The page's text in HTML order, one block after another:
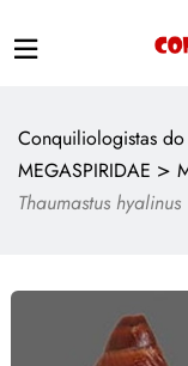
Conquiliologistas do
MEGASPIRIDAE >
Thaumastus hyalinus